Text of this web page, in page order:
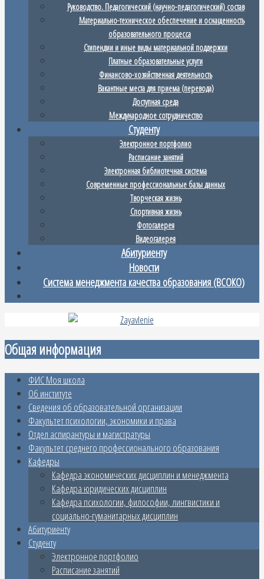
Руководство. Педагогический (научно-педагогический) состав
Материально-техническое обеспечение и оснащенность
образовательного процесса
Стипендии и иные виды материальной поддержки
Платные образовательные услуги
Финансово-хозяйственная деятельность
Вакантные места для приема (перевода)
Доступная среда
Международное сотрудничество
Студенту
Электронное портфолио
Расписание занятий
Электронная библиотечная система
Современные профессиональные базы данных
Творческая жизнь
Спортивная жизнь
Фотогалерея
Видеогалерея
Абитуриенту
Новости
Система менеджмента качества образования (ВСОКО)
Общая информация
ФИС Моя школа
Об институте
Сведения об образовательной организации
Факультет психологии, экономики и права
Отдел аспирантуры и магистратуры
Факультет среднего профессионального образования
Кафедры
Кафедра экономических дисциплин и менеджмента
Кафедра юридических дисциплин
Кафедра психологии, философии, лингвистики и
социально-гуманитарных дисциплин
Абитуриенту
Студенту
Электронное портфолио
Расписание занятий